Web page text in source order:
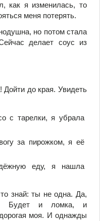
как я изменилась, то
меня потерять.
но потом стала
делает соус из
до края. Увидеть
с тарелки, я убрала
за пирожком, я её
еду, я нашла
знай: ты не одна. Да,
Будет и ломка, и
моя. И однажды